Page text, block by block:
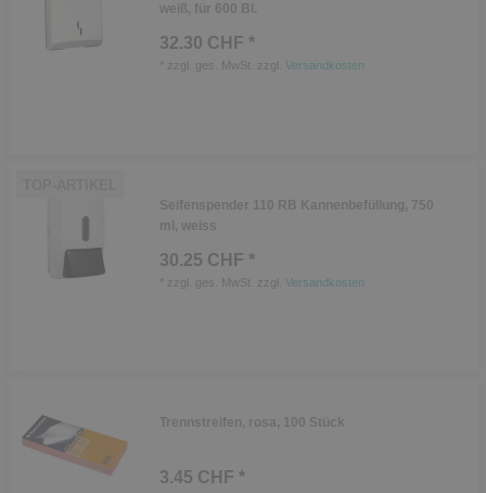
weiß, für 600 Bl.
32.30 CHF *
zzgl. ges. MwSt. zzgl. Versandkosten
Seifenspender 110 RB Kannenbefüllung, 750
ml, weiss
30.25 CHF *
zzgl. ges. MwSt. zzgl. Versandkosten
Trennstreifen, rosa, 100 Stück
3.45 CHF *